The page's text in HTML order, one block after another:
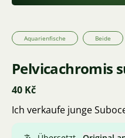
Aquarienfische Beide
Pelvicachromis
40 Kč
Ich verkaufe junge